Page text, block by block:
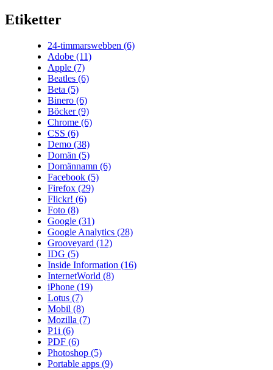
Etiketter
24-timmarswebben (6)
Adobe (11)
Apple (7)
Beatles (6)
Beta (5)
Binero (6)
Böcker(9)
Chrome (6)
CSS (6)
Demo (38)
Domän (5)
Domännamn (6)
Facebook (5)
Firefox (29)
Flickr! (6)
Foto (8)
Google (31)
Google Analytics (28)
Grooveyard (12)
IDG (5)
Inside Information (16)
InternetWorld (8)
iPhone (19)
Lotus (7)
Mobil (8)
Mozilla (7)
P1i (6)
PDF (6)
Photoshop (5)
Portable apps (9)